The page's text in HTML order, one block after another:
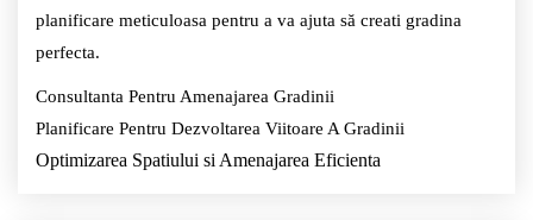
planificare meticuloasa pentru a va ajuta să creati gradina
perfecta.
Consultanta Pentru Amenajarea Gradinii
Planificare Pentru Dezvoltarea Viitoare A Gradinii
Optimizarea Spatiului si Amenajarea Eficienta